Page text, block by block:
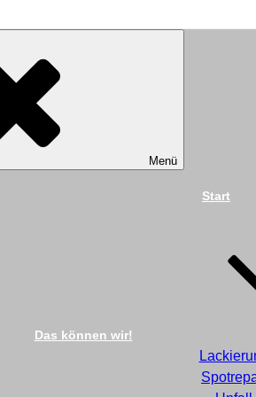
Menü
Start
Das können wir!